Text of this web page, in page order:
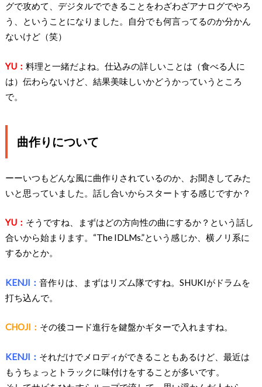
グで攻めて、デジタルでできることをわざわざアナログでやろ
う、ということになりました。自分でも何言ってるのか分かん
ないけど（笑）
YU： 料理と一緒だよね。仕込みの詳しいことは（食べる人に
は）伝わらないけど、結果美味しいかどうかっていうところ
で。
曲作りについて
ーーいつもどんな風に曲作りされているのか、お聞きしてみた
いと思っていました。話し合いからスタートする感じですか？
YU： そうですね、まずはどの方向性の曲にするか？という話し
合いから始まります。“The IDLMs.”という感じか、横ノリ系に
するかとか。
KENJI： 音作りは、まずはリズム隊ですね。SHUKIがドラムを
打ち込んで。
CHOJI： その後コード進行を鍵盤かギターで入れますね。
KENJI： それだけでメロディができることもあるけど、最近は
もうちょっとトラックに味付けをすることが多いです。